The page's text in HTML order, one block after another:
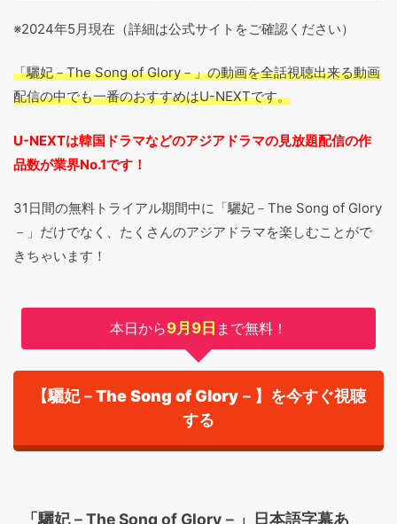
※2024年5月現在（詳細は公式サイトをご確認ください）
「驪妃－The Song of Glory－」の動画を全話視聴出来る動画
配信の中でも一番のおすすめはU-NEXTです。
U-NEXTは韓国ドラマなどのアジアドラマの見放題配信の作
品数が業界No.1です！
31日間の無料トライアル期間中に「驪妃－The Song of Glory
－」だけでなく、たくさんのアジアドラマを楽しむことがで
きちゃいます！
本日から9月9日 まで無料！
【驪妃－The Song of Glory－】を今すぐ視聴
する
「驪妃－The Song of Glory－」日本語字幕あ